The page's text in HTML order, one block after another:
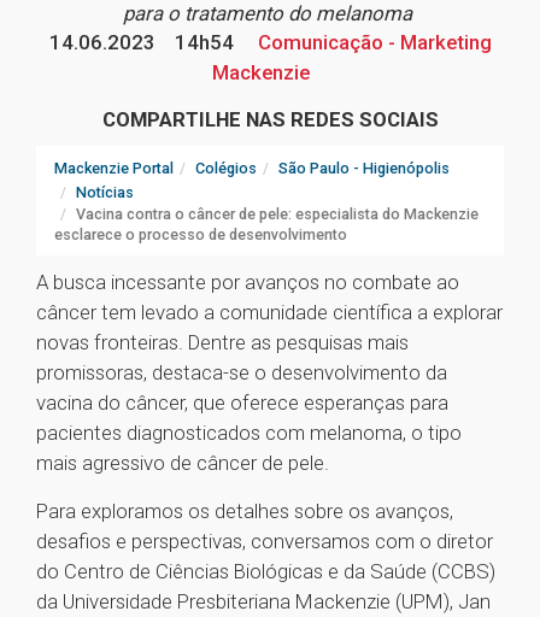
para o tratamento do melanoma
14.06.2023
14h54
Comunicação - Marketing
Mackenzie
COMPARTILHE NAS REDES SOCIAIS
Mackenzie Portal Colégios
São Paulo - Higienópolis
Notícias
Vacina contra o câncer de pele: especialista do Mackenzie
esclarece o processo de desenvolvimento
A busca incessante por avanços no combate ao
câncer tem levado a comunidade científica a explorar
novas fronteiras. Dentre as pesquisas mais
promissoras, destaca-se o desenvolvimento da
vacina do câncer, que oferece esperanças para
pacientes diagnosticados com melanoma, o tipo
mais agressivo de câncer de pele.
Para exploramos os detalhes sobre os avanços,
desafios e perspectivas, conversamos com o diretor
do Centro de Ciências Biológicas e da Saúde (CCBS)
da Universidade Presbiteriana Mackenzie (UPM), Jan